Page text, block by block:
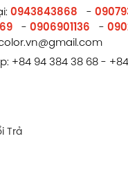
0943843868 -
- 0906901136 -
+84 94 384 38 68-
Trả